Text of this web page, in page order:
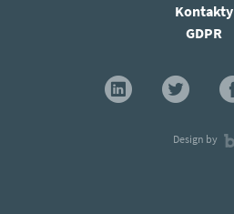
Kontakty
GDPR
Design by